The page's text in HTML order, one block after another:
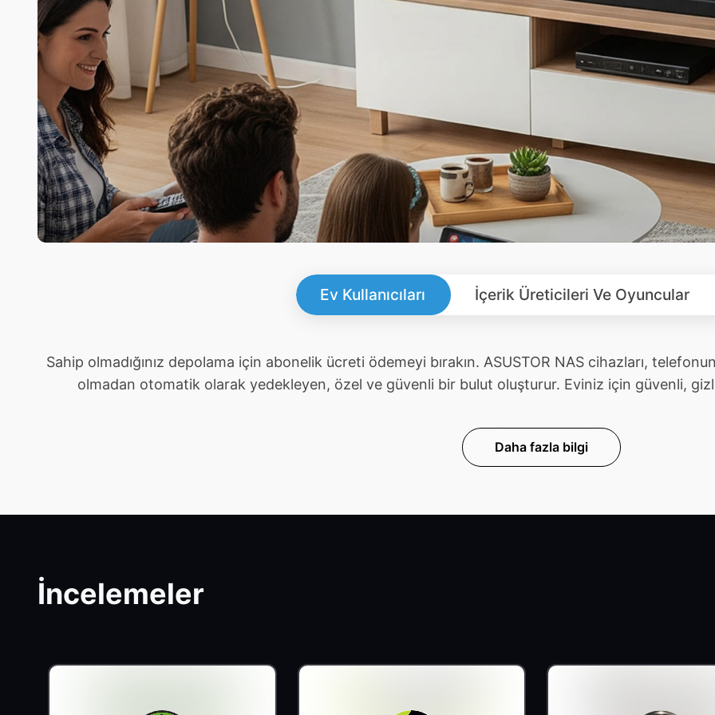
Ev Kullanıcıları İçerik Üreticileri Ve Oyuncular
Sahip olmadığınız depolama için abonelik ücreti ödemeyi bırakın. ASUSTOR NAS cihazları,
olmadan otomatik olarak yedekleyen, özel ve güvenli bir bulut oluşturur. Eviniz için güvenli,
Daha fazla bilgi
İncelemeler